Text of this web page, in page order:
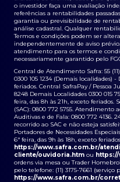
o investidor faça uma avaliação
referências a rentabilidades
garantia ou previsibilidade de
análise cadastral. Qualquer
Termos e condições podem ser
independentemente de aviso
atendimento para os termos e
necessariamente garantido pelo
Central de Atendimento Safra: 55
0300 105 1234 (Demais localidades) -
feriados. Central SafraPay / Pessoa
8248 Demais Localidades 0300 015
feira, das 8h às 21h, exceto
(SAC): 0800 772 5755. Atendimento
Auditivas e de Fala: 0800 772 4136.
recorrido ao SAC e não esteja
Portadores de Necessidades
6ª feira, das 9h às 18h, exceto
https://www.safra.com.br/
cliente/ouvidoria.htm ou
ordens via mesa ou Trader
pelo telefone: (11) 3175-7661
https://www.safra.com.br/